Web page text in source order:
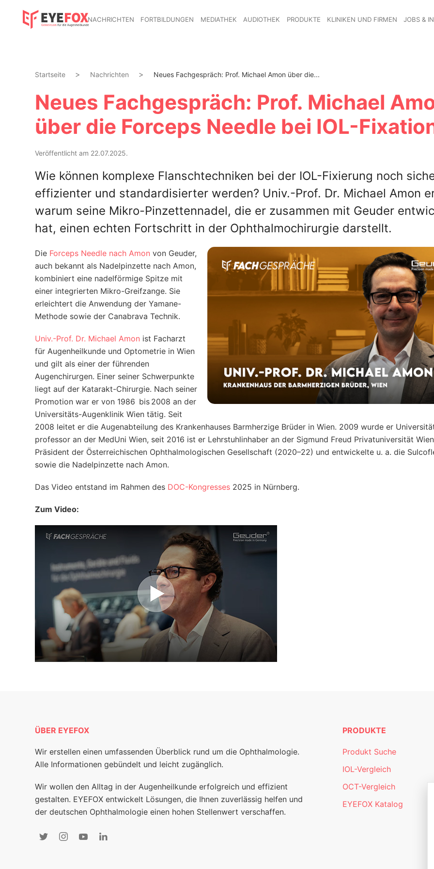
NACHRICHTEN FORTBILDUNGEN MEDIATHEK AUDIOTHEK PRODUKTE KLINIKEN UND FIRMEN JOBS &
Startseite Nachrichten Neues Fachgespräch: Prof. Michael Amon über die...
Neues Fachgespräch: Prof. Michael
über die Forceps Needle bei IOL-
Veröffentlicht am 22.07.2025.
Wie können komplexe Flanschtechniken bei der IOL-Fixierung noch
effizienter und standardisierter werden? Univ.-Prof. Dr. Michael Amon
warum seine Mikro-Pinzettennadel, die er zusammen mit Geuder
hat, einen echten Fortschritt in der Ophthalmochirurgie darstellt.
Die Forceps Needle nach Amon von Geuder,
auch bekannt als Nadelpinzette nach Amon,
kombiniert eine nadelförmige Spitze mit
einer integrierten Mikro-Greifzange. Sie
erleichtert die Anwendung der Yamane-
Methode sowie der Canabrava Technik.
Univ.-Prof. Dr. Michael Amon ist Facharzt
für Augen­heilkunde und Optometrie in Wien
und gilt als einer der führenden
Augenchirurgen. Einer seiner Schwerpunkte
liegt auf der Katarakt-Chirurgie. Nach seiner
Promotion war er von 1986 bis 2008 an der
Universitäts-Augenklinik Wien tätig. Seit
2008 leitet er die Augen­abteilung des Krankenhauses Barmherzige Brüder in Wien. 2009 wurde er
professor an der MedUni Wien, seit 2016 ist er Lehrstuhl­inhaber an der Sigmund Freud Privat­universität
Präsident der Österreichischen Ophthalmologischen Gesellschaft (2020–22) und entwickelte u. a. die
sowie die Nadelpinzette nach Amon.
Das Video entstand im Rahmen des DOC-Kongresses 2025 in Nürnberg.
Zum Video:
ÜBER EYEFOX
Wir erstellen einen umfassenden Überblick rund um die Ophthalmologie.
Alle Informationen gebündelt und leicht zugänglich.
Wir wollen den Alltag in der Augenheilkunde erfolgreich und effizient
gestalten. EYEFOX entwickelt Lösungen, die Ihnen zuverlässig helfen und
der deutschen Ophthalmologie einen hohen Stellenwert verschaffen.
PRODUKTE
Produkt Suche
IOL-Vergleich
OCT-Vergleich
EYEFOX Katalog